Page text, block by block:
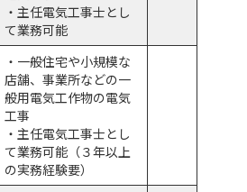
・主任電気工事士とし
て業務可能
・一般住宅や小規模な
店舗、事業所などの一
般用電気工作物の電気
工事
・主任電気工事士とし
て業務可能（３年以上
の実務経験要）